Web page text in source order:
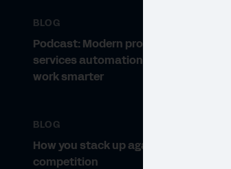
BLOG
Podcast: Modern professional
services automation helps firms
work smarter
BLOG
How you stack up against the
competition